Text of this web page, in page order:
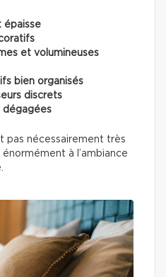
épaisse
et volumineuses
bien organisés
discrets
dégagées
pas nécessairement très
à l’ambiance